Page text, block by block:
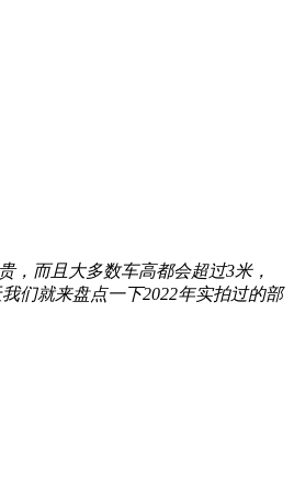
，而且大多数车高都会超过3米，
们就来盘点一下2022年实拍过的部